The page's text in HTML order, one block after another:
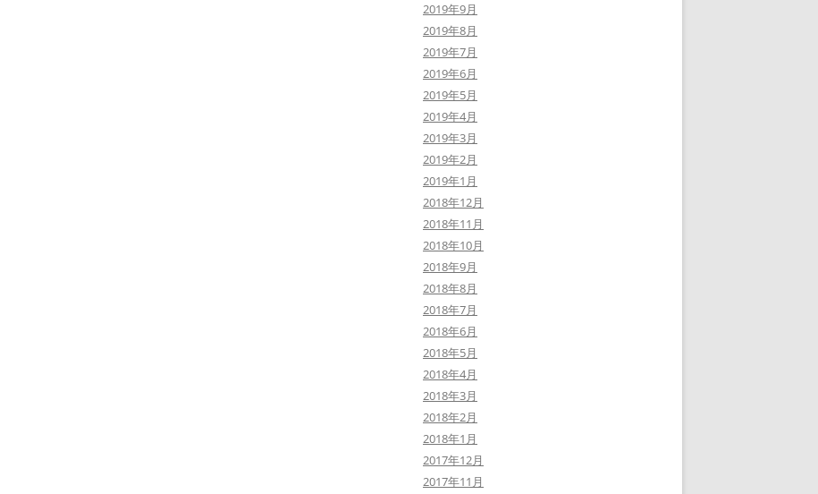
2019年9月
2019年8月
2019年7月
2019年6月
2019年5月
2019年4月
2019年3月
2019年2月
2019年1月
2018年12月
2018年11月
2018年10月
2018年9月
2018年8月
2018年7月
2018年6月
2018年5月
2018年4月
2018年3月
2018年2月
2018年1月
2017年12月
2017年11月